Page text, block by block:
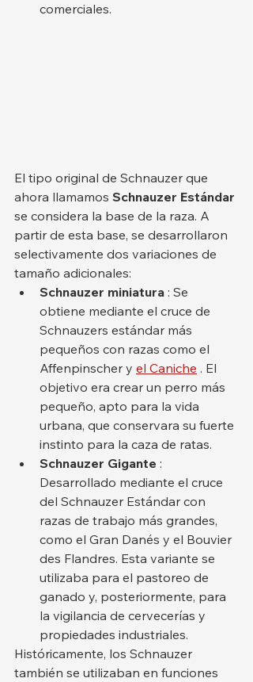
comerciales.
El tipo original de Schnauzer que
ahora llamamos Schnauzer Estándar
se considera la base de la raza. A
partir de esta base, se desarrollaron
selectivamente dos variaciones de
tamaño adicionales:
Schnauzer miniatura : Se
obtiene mediante el cruce de
Schnauzers estándar más
pequeños con razas como el
Affenpinscher y el Caniche . El
objetivo era crear un perro más
pequeño, apto para la vida
urbana, que conservara su fuerte
instinto para la caza de ratas.
Schnauzer Gigante :
Desarrollado mediante el cruce
del Schnauzer Estándar con
razas de trabajo más grandes,
como el Gran Danés y el Bouvier
des Flandres. Esta variante se
utilizaba para el pastoreo de
ganado y, posteriormente, para
la vigilancia de cervecerías y
propiedades industriales.
Históricamente, los Schnauzer
también se utilizaban en funciones